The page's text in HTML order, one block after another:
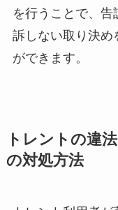
を行うことで、
訴しない取り決め
ができます。
トレントの違
の対処方法